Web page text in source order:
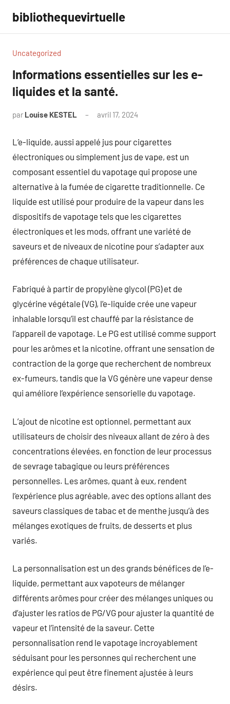
contenu
bibliothequevirtuelle
Uncategorized
Informations essentielles sur les e-
liquides et la santé.
par Louise KESTEL avril 17, 2024
L’e-liquide, aussi appelé jus pour cigarettes
électroniques ou simplement jus de vape, est un
composant essentiel du vapotage qui propose une
alternative à la fumée de cigarette traditionnelle. Ce
liquide est utilisé pour produire de la vapeur dans les
dispositifs de vapotage tels que les cigarettes
électroniques et les mods, offrant une variété de
saveurs et de niveaux de nicotine pour s’adapter aux
préférences de chaque utilisateur.
Fabriqué à partir de propylène glycol (PG) et de
glycérine végétale (VG), l’e-liquide crée une vapeur
inhalable lorsqu’il est chauffé par la résistance de
l’appareil de vapotage. Le PG est utilisé comme support
pour les arômes et la nicotine, offrant une sensation de
contraction de la gorge que recherchent de nombreux
ex-fumeurs, tandis que la VG génère une vapeur dense
qui améliore l’expérience sensorielle du vapotage.
L’ajout de nicotine est optionnel, permettant aux
utilisateurs de choisir des niveaux allant de zéro à des
concentrations élevées, en fonction de leur processus
de sevrage tabagique ou leurs préférences
personnelles. Les arômes, quant à eux, rendent
l’expérience plus agréable, avec des options allant des
saveurs classiques de tabac et de menthe jusqu’à des
mélanges exotiques de fruits, de desserts et plus
variés.
La personnalisation est un des grands bénéfices de l’e-
liquide, permettant aux vapoteurs de mélanger
différents arômes pour créer des mélanges uniques ou
d’ajuster les ratios de PG/VG pour ajuster la quantité de
vapeur et l’intensité de la saveur. Cette
personnalisation rend le vapotage incroyablement
séduisant pour les personnes qui recherchent une
expérience qui peut être finement ajustée à leurs
désirs.